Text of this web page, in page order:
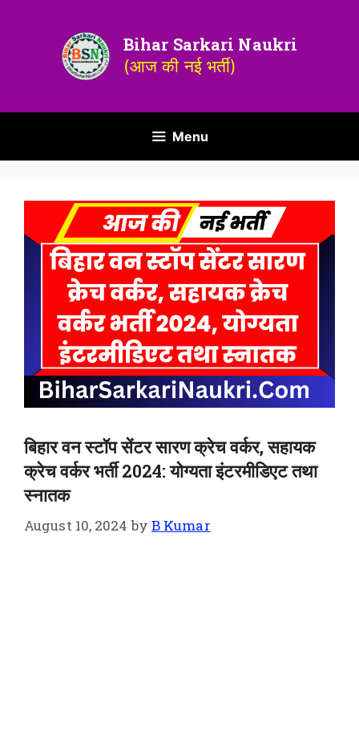
Bihar Sarkari Naukri
(आज की नई भर्ती)
Menu
बिहार वन स्टॉप सेंटर सारण क्रेच वर्कर, सहायक
क्रेच वर्कर भर्ती 2024: योग्यता इंटरमीडिएट तथा
स्नातक
August 10, 2024 by B Kumar